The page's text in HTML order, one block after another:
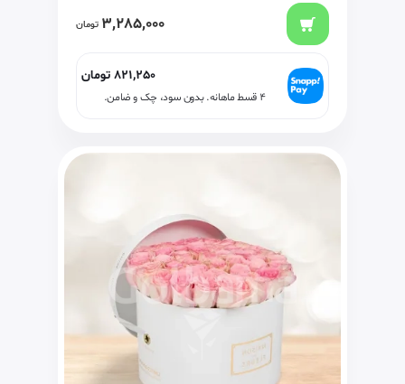
3,285,000 تومان
821,250 تومان
۴ قسط ماهانه. بدون سود، چک و ضامن.